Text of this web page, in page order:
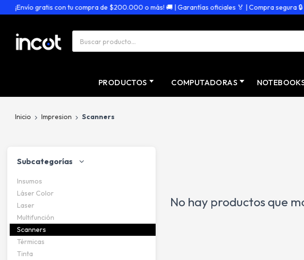
¡Envío gratis con tu compra de $200.000 o más! 🚚 | Garantías oficiales 🏅 | Compra segura 🔒
PRODUCTOS COMPUTADORAS
Inicio Impresion Scanners
Subcategorías
Insumos
Láser Color
Laser
Multifunción
Scanners
Térmicas
Tinta
No hay productos que